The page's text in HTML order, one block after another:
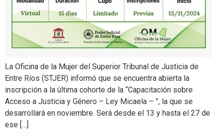
La Oficina de la Mujer del Superior Tribunal de Justicia de
Entre Ríos (STJER) informó que se encuentra abierta la
inscripción a la última cohorte de la “Capacitación sobre
Acceso a Justicia y Género – Ley Micaela – ”, la que se
desarrollará en noviembre. Será desde el 13 y hasta el 27 de
ese […]